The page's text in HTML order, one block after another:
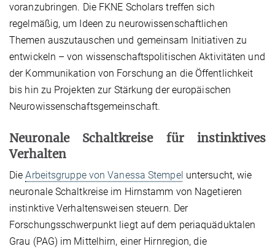
voranzubringen. Die FKNE Scholars treffen sich
regelmäßig, um Ideen zu neurowissenschaftlichen
Themen auszutauschen und gemeinsam Initiativen zu
entwickeln – von wissenschaftspolitischen Aktivitäten und
der Kommunikation von Forschung an die Öffentlichkeit
bis hin zu Projekten zur Stärkung der europäischen
Neurowissenschaftsgemeinschaft.
Neuronale Schaltkreise für instinktives
Verhalten
DieArbeitsgruppe von Vanessa Stempel untersucht, wie
neuronale Schaltkreise im Hirnstamm von Nagetieren
instinktive Verhaltensweisen steuern. Der
Forschungsschwerpunkt liegt auf dem periaquäduktalen
Grau (PAG) im Mittelhirn, einer Hirnregion, die